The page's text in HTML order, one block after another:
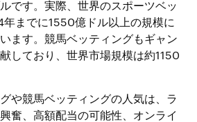
です。実際、世界のスポーツベッ
までに1550億ドル以上の規模に
ます。競馬ベッティングもギャン
しており、世界市場規模は約1150
や競馬ベッティングの人気は、ラ
奮、高額配当の可能性、オンライ